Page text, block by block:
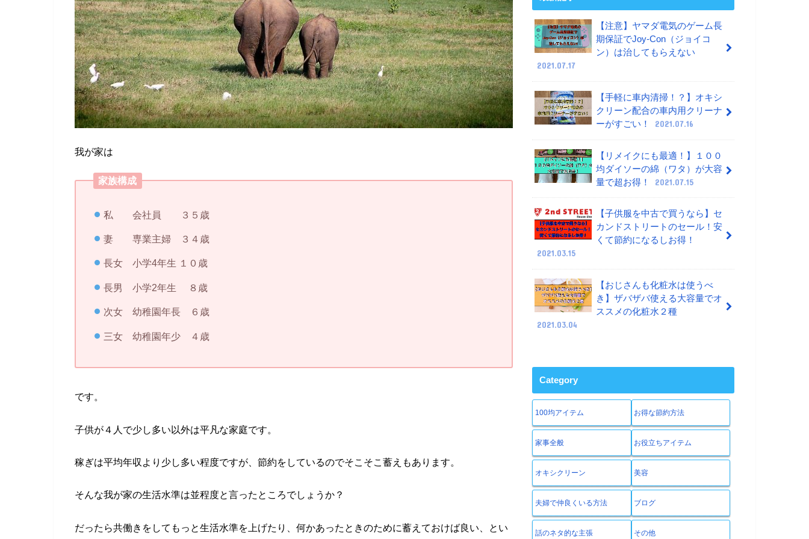
我が家は
家族構成
私 会社員 ３５歳
妻 専業主婦 ３４歳
長女 小学4年生 １０歳
長男 小学2年生 ８歳
次女 幼稚園年長 ６歳
三女 幼稚園年少 ４歳
です。
子供が４人で少し多い以外は平凡な家庭です。
稼ぎは平均年収より少し多い程度ですが、節約をしているのでそこそこ蓄えもあります。
そんな我が家の生活水準は並程度と言ったところでしょうか？
だったら共働きをしてもっと生活水準を上げたり、何かあったときのために蓄えておけば良い、とい
【注意】ヤマダ電気のゲーム長
期保証でJoy-Con（ジョイコ
ン）は治してもらえない
2021.07.17
【手軽に車内清掃！？】オキシ
クリーン配合の車内用クリーナ
ーがすごい！
2021.07.16
【リメイクにも最適！】１００
均ダイソーの綿（ワタ）が大容
量で超お得！
2021.07.15
【子供服を中古で買うなら】セ
カンドストリートのセール！安
くて節約になるしお得！
2021.03.15
【おじさんも化粧水は使うべ
き】ザバザバ使える大容量でオ
ススメの化粧水２種
2021.03.04
Category
100均アイテム お得な節約方法
家事全般 お役立ちアイテム
オキシクリーン 美容
夫婦で仲良くいる方法 ブログ
話のネタ的な主張 その他